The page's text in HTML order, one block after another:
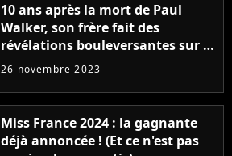
10 ans après la mort de Paul
Walker, son frère fait des
révélations bouleversantes sur la
réaction des acteurs de Fast and
26 novembre 2023
Miss France 2024 : la gagnante
déjà annoncée ! (Et ce n'est pas